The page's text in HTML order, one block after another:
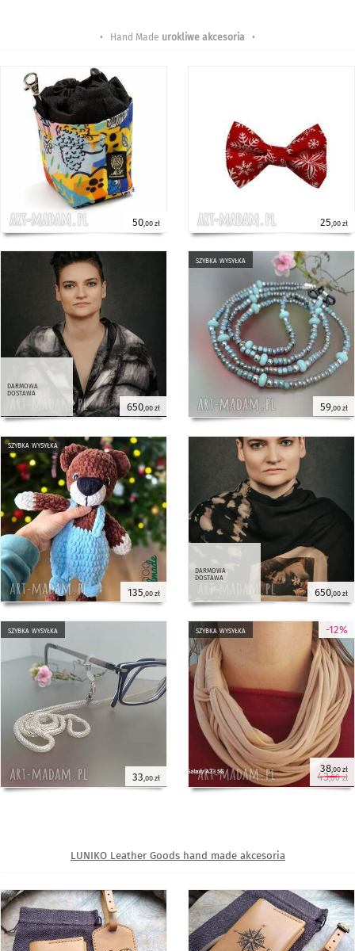
• Hand Made urokliwe akcesoria •
50,00 zł 25 ,00 zł
darmowa
dostawa
650,00 zł
szybka wysyłka
59,00 zł
szybka wysyłka
135 ,00 zł
darmowa
dostawa
650,00 zł
szybka wysyłka
33,00 zł
szybka wysyłka -12%
38,00 zł
43,00 zł
LUNIKO Leather Goods hand made akcesoria